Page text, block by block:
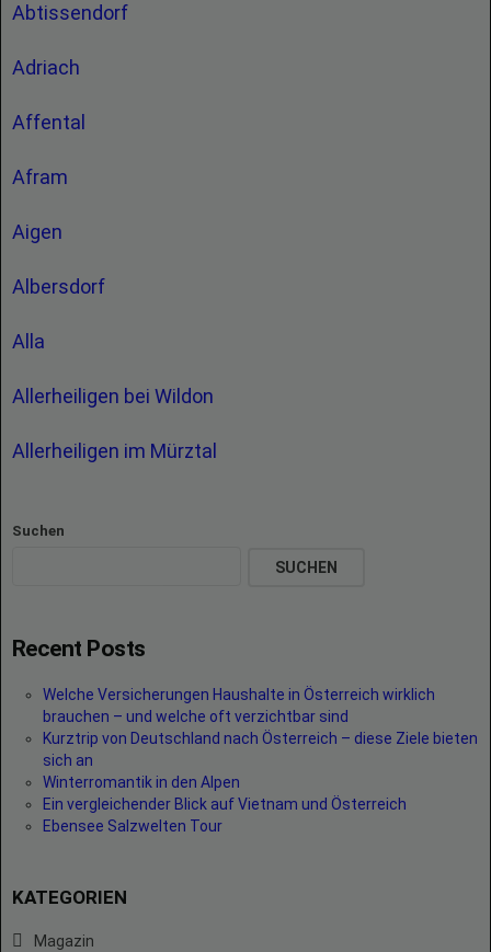
Abtissendorf
Adriach
Affental
Afram
Aigen
Albersdorf
Alla
Allerheiligen bei Wildon
Allerheiligen im Mürztal
Suchen
SUCHEN
Recent Posts
Welche Versicherungen Haushalte in Österreich wirklich
brauchen – und welche oft verzichtbar sind
Kurztrip von Deutschland nach Österreich – diese Ziele bieten
sich an
Winterromantik in den Alpen
Ein vergleichender Blick auf Vietnam und Österreich
Ebensee Salzwelten Tour
KATEGORIEN
Magazin